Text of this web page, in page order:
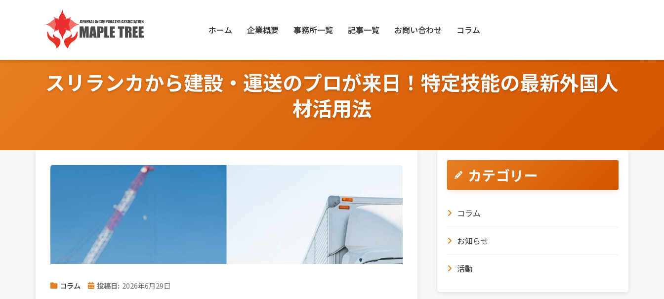
ホーム 企業概要 事務所一覧 記事一覧 お問い合わせ コラム
スリランカから建設・運送のプロが来日！特定技能の最新外国人
材活用法
コラム 投稿日: 2026年6月29日
カテゴリー
コラム
お知らせ
活動